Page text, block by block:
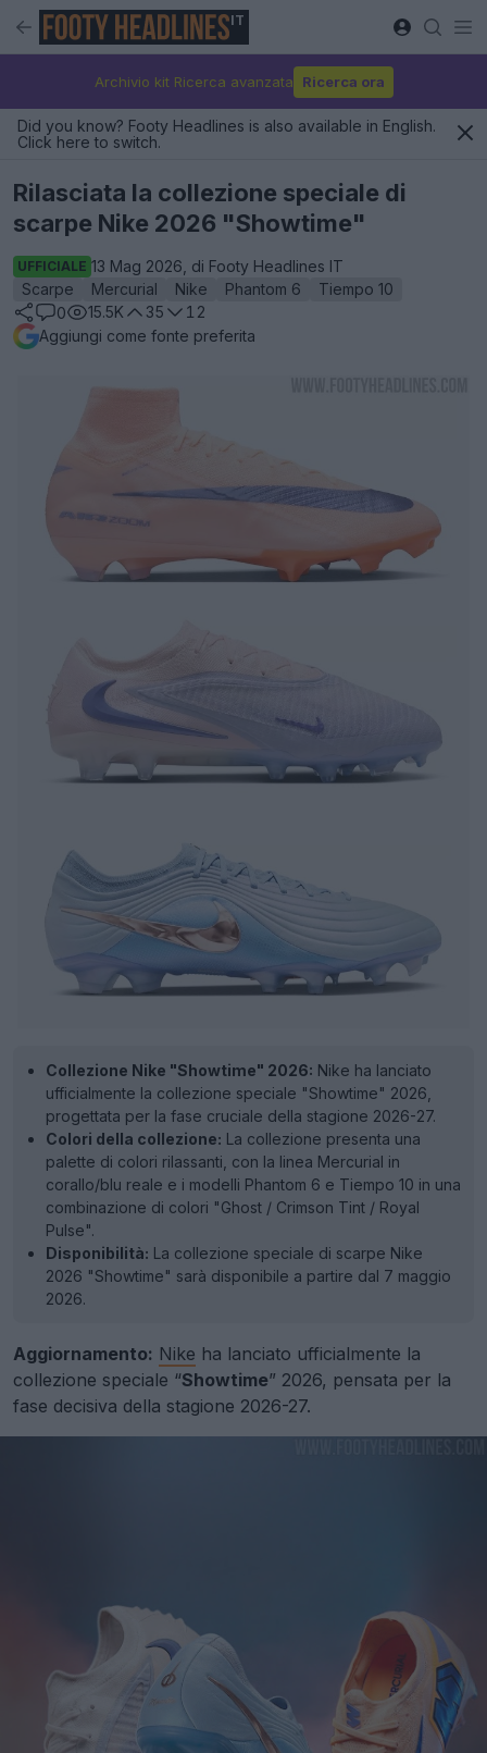
IT
Archivio kit Ricerca avanzata Ricerca ora
Did you know? Footy Headlines is also available in English.
Click here to switch.
Rilasciata la collezione speciale di
scarpe Nike 2026 "Showtime"
UFFICIALE 13 Mag 2026, di Footy Headlines IT
Scarpe
Mercurial Nike Phantom 6
Tiempo 10
0
15.5K 35
12
Aggiungi come fonte preferita
Collezione Nike "Showtime" 2026: Nike ha lanciato
ufficialmente la collezione speciale "Showtime" 2026,
progettata per la fase cruciale della stagione 2026-27.
Colori della collezione: La collezione presenta una
palette di colori rilassanti, con la linea Mercurial in
corallo/blu reale e i modelli Phantom 6 e Tiempo 10 in una
combinazione di colori "Ghost / Crimson Tint / Royal
Pulse".
Disponibilità: La collezione speciale di scarpe Nike
2026 "Showtime" sarà disponibile a partire dal 7 maggio
2026.
Aggiornamento: Nike ha lanciato ufficialmente la
collezione speciale “Showtime” 2026, pensata per la
fase decisiva della stagione 2026-27.